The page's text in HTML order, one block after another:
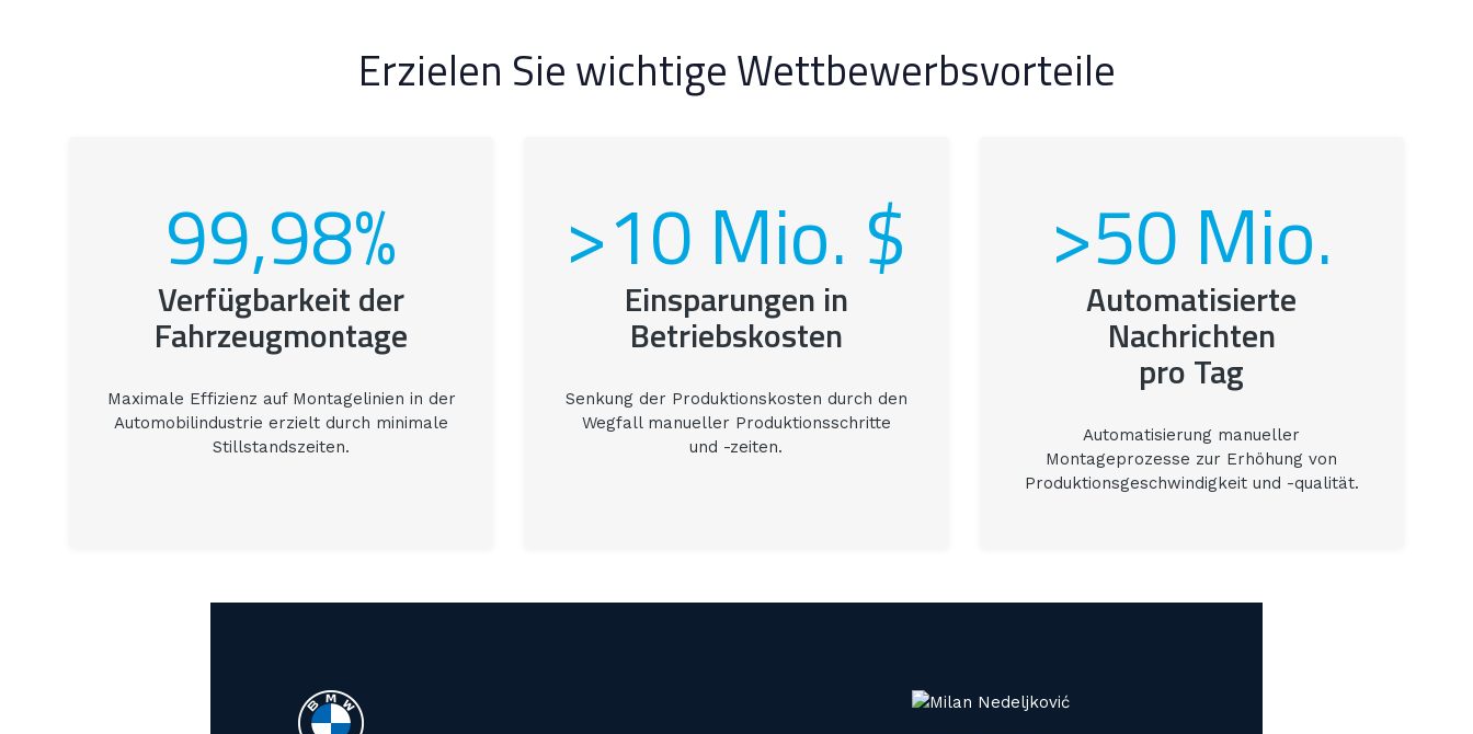
Erzielen Sie wichtige Wettbewerbsvorteile
99,98%
Verfügbarkeit der
Fahrzeugmontage
Maximale Effizienz auf Montagelinien in der
Automobilindustrie erzielt durch minimale
Stillstandszeiten.
>10 Mio. $
Einsparungen in
Betriebskosten
Senkung der Produktionskosten durch den
Wegfall manueller Produktionsschritte
und -zeiten.
>50 Mio.
Automatisierte
Nachrichten
pro Tag
Automatisierung manueller
Montageprozesse zur Erhöhung von
Produktionsgeschwindigkeit und -qualität.